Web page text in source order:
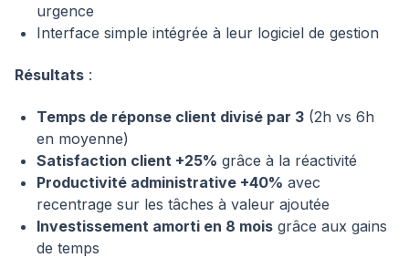
urgence
Interface simple intégrée à leur logiciel de gestion
Résultats :
Temps de réponse client divisé par 3 (2h vs 6h
en moyenne)
Satisfaction client +25% grâce à la réactivité
Productivité administrative +40% avec
recentrage sur les tâches à valeur ajoutée
Investissement amorti en 8 mois grâce aux gains
de temps